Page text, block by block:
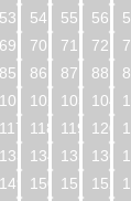
53 54 55 56
69 70 71 72
85 86 87 88
101 102 103 104
117 118 119 120
133 134 135 136
149 150 151 152